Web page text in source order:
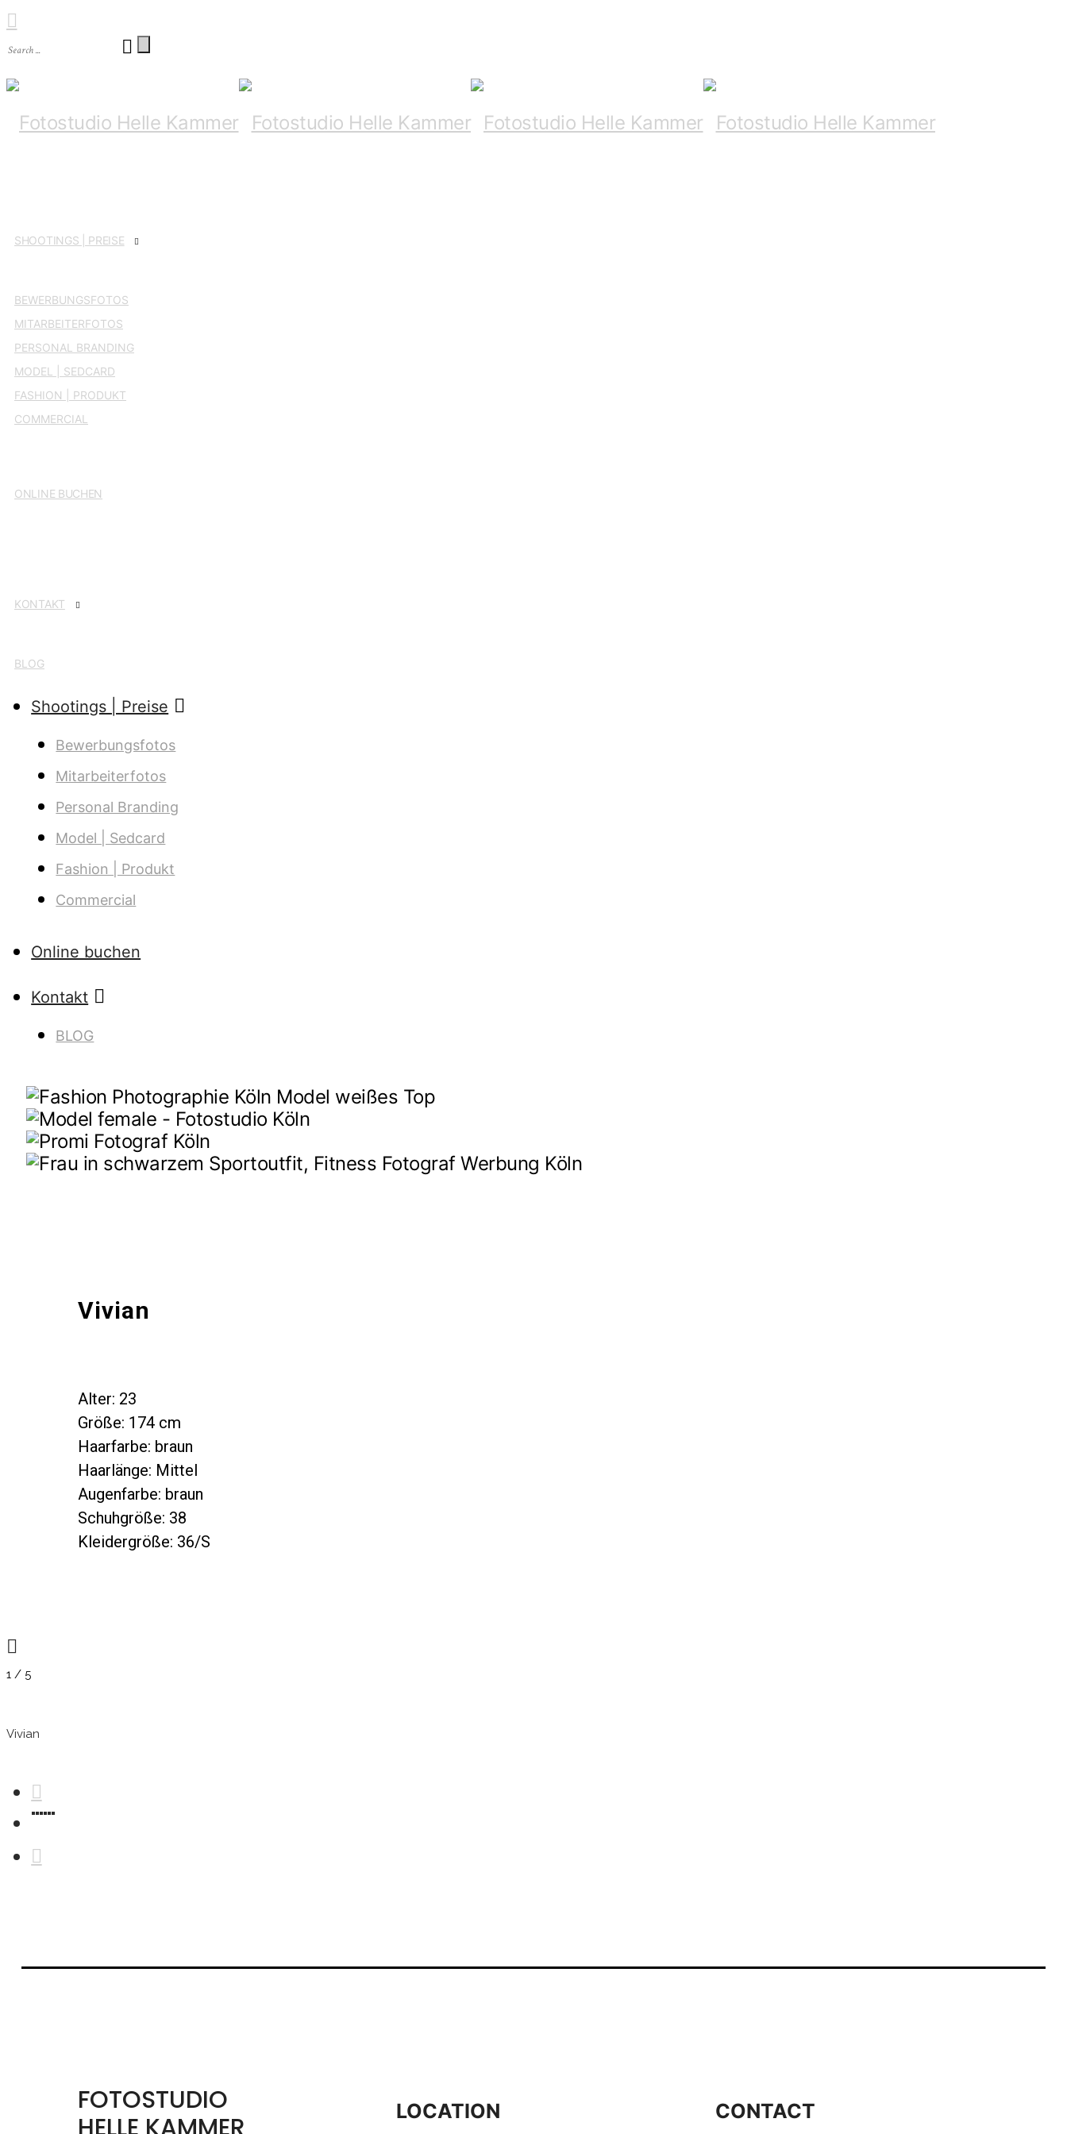
SHOO­TINGS | PREISE
BEWER­BUNGS­FO­TOS
MIT­AR­BEI­TER­FO­TOS
PER­SO­NAL BRANDING
MODEL | SEDCARD
FASHION | PRODUKT
COM­MER­CIAL
ONLINE BUCHEN
KON­TAKT
BLOG
Shoo­tings | Preise
Bewer­bungs­fo­tos
Mit­ar­bei­ter­fo­tos
Per­so­nal Branding
Model | Sedcard
Fashion | Produkt
Com­mer­cial
Online buchen
Kon­takt
BLOG
Vivi­an
Alter: 23
Grö­ße: 174 cm
Haar­far­be: braun
Haar­län­ge: Mittel
Augen­far­be: braun
Schuh­grö­ße: 38
Klei­der­grö­ße: 36/S
1 / 5
Vivi­an
FOTOSTUDIO
LOCATION CONTACT